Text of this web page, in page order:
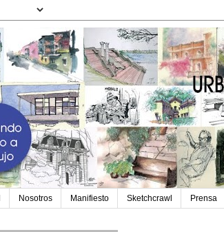
Nosotros Manifiesto Sketchcrawl Prensa